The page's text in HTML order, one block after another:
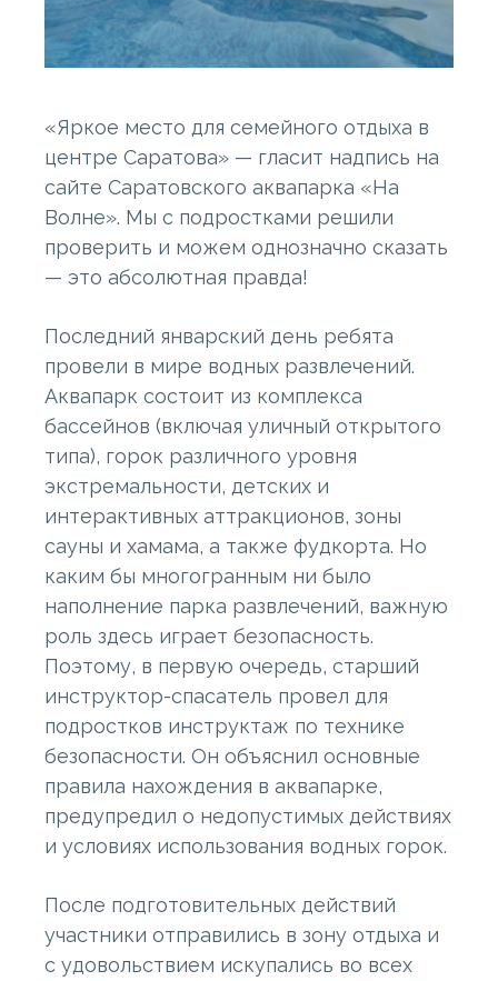
«Яркое место для семейного отдыха в
центре Саратова» — гласит надпись на
сайте Саратовского аквапарка «На
Волне». Мы с подростками решили
проверить и можем однозначно сказать
— это абсолютная правда!
Последний январский день ребята
провели в мире водных развлечений.
Аквапарк состоит из комплекса
бассейнов (включая уличный открытого
типа), горок различного уровня
экстремальности, детских и
интерактивных аттракционов, зоны
сауны и хамама, а также фудкорта. Но
каким бы многогранным ни было
наполнение парка развлечений, важную
роль здесь играет безопасность.
Поэтому, в первую очередь, старший
инструктор-спасатель провел для
подростков инструктаж по технике
безопасности. Он объяснил основные
правила нахождения в аквапарке,
предупредил о недопустимых действиях
и условиях использования водных горок.
После подготовительных действий
участники отправились в зону отдыха и
с удовольствием искупались во всех